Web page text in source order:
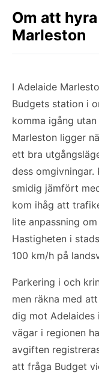
Om att
Marleston
I Adelaide
Budgets station i
komma igång
Marleston ligger
ett bra
dess omgivningar.
smidig jämfört
kom ihåg att
lite anpassning
Hastigheten i
100 km/h på
Parkering i och
men räkna med
dig mot Adelaides
vägar i regionen
avgiften
att fråga Budget